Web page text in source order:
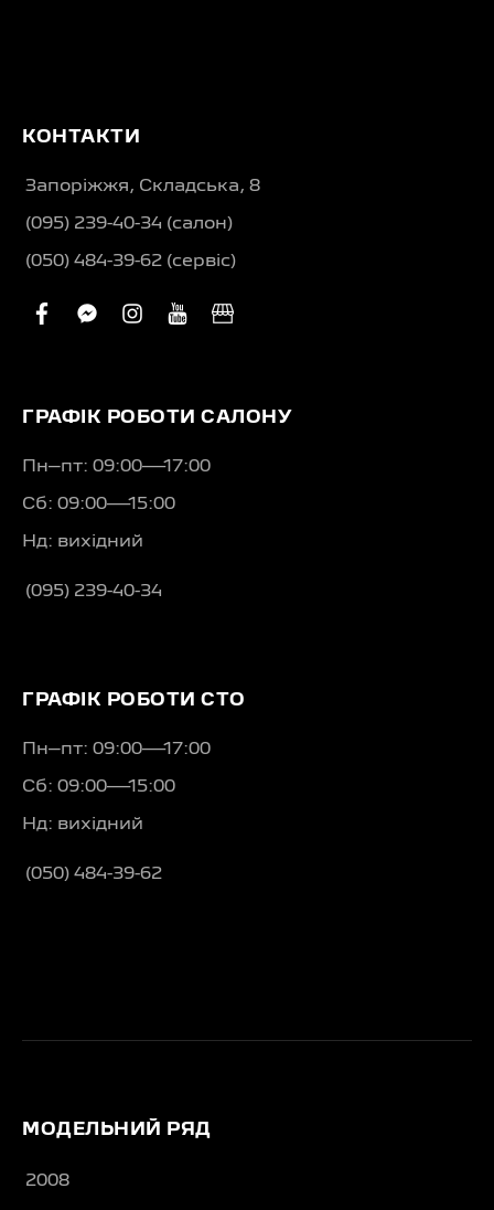
КОНТАКТИ
Запоріжжя, Складська, 8
(095) 239-40-34 (салон)
(050) 484-39-62 (сервіс)
facebook
facebook-
instagram
youtube
business
ГРАФІК РОБОТИ САЛОНУ
Пн–пт: 09:00—17:00
Сб: 09:00—15:00
Нд: вихідний
(095) 239-40-34
ГРАФІК РОБОТИ СТО
Пн–пт: 09:00—17:00
Сб: 09:00—15:00
Нд: вихідний
(050) 484-39-62
МОДЕЛЬНИЙ РЯД
2008